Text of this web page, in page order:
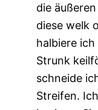
die
diese welk
halbiere
Strunk
schneide
Streifen.